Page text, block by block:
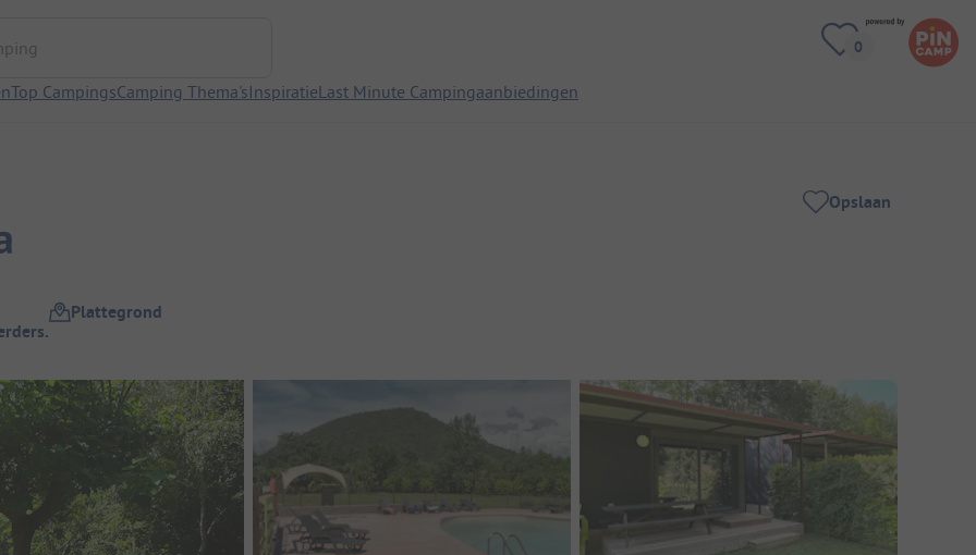
Top CampingsCamping Thema'sInspiratieLast Minute Campingaanbiedingen
Opslaan
Plattegrond